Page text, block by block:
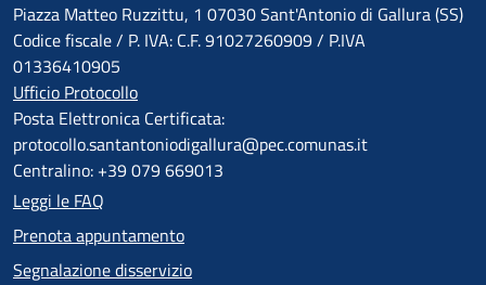
Piazza Matteo Ruzzittu, 1 07030 Sant'Antonio di Gallura (SS)
Codice fiscale / P. IVA: C.F. 91027260909 / P.IVA
01336410905
Ufficio Protocollo
Posta Elettronica Certificata:
protocollo.santantoniodigallura@pec.comunas.it
Centralino: +39 079 669013
Leggi le FAQ
Prenota appuntamento
Segnalazione disservizio